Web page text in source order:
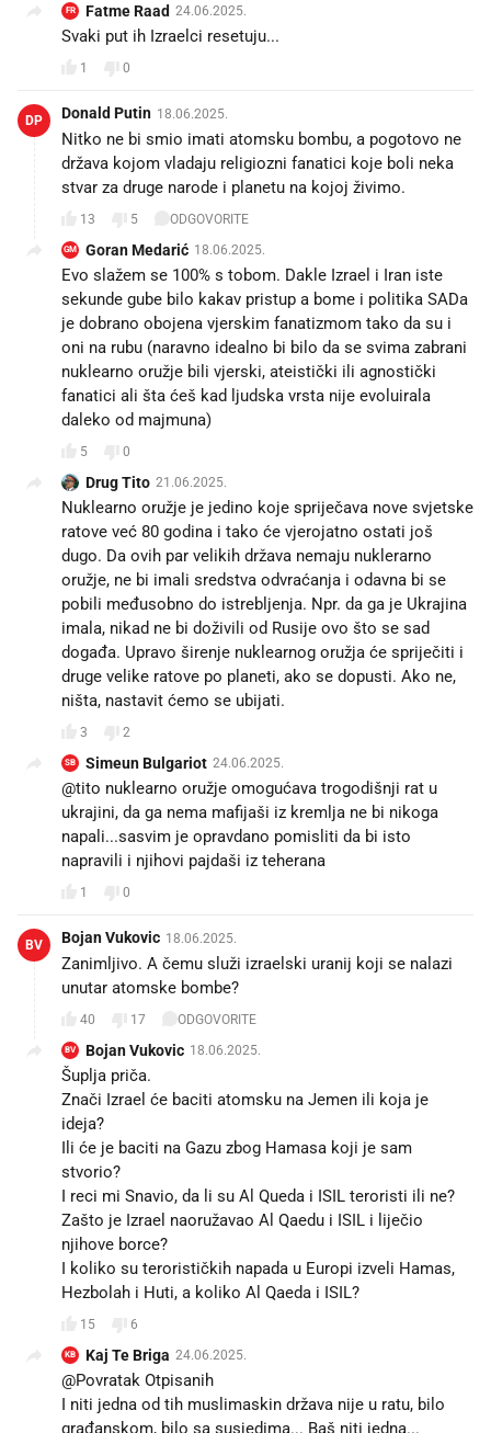
FR Fatme Raad 24.06.2025.
Svaki put ih Izraelci resetuju...
1 0
DP Donald Putin 18.06.2025.
Nitko ne bi smio imati atomsku bombu, a pogotovo ne
država kojom vladaju religiozni fanatici koje boli neka
stvar za druge narode i planetu na kojoj živimo.
13 5 ODGOVORITE
GM Goran Medarić 18.06.2025.
Evo slažem se 100% s tobom. Dakle Izrael i Iran iste
sekunde gube bilo kakav pristup a bome i politika SADa
je dobrano obojena vjerskim fanatizmom tako da su i
oni na rubu (naravno idealno bi bilo da se svima zabrani
nuklearno oružje bili vjerski, ateistički ili agnostički
fanatici ali šta ćeš kad ljudska vrsta nije evoluirala
daleko od majmuna)
5 0
Drug Tito 21.06.2025.
Nuklearno oružje je jedino koje spriječava nove svjetske
ratove već 80 godina i tako će vjerojatno ostati još
dugo. Da ovih par velikih država nemaju nuklerarno
oružje, ne bi imali sredstva odvraćanja i odavna bi se
pobili međusobno do istrebljenja. Npr. da ga je Ukrajina
imala, nikad ne bi doživili od Rusije ovo što se sad
događa. Upravo širenje nuklearnog oružja će spriječiti i
druge velike ratove po planeti, ako se dopusti. Ako ne,
ništa, nastavit ćemo se ubijati.
3 2
SB Simeun Bulgariot 24.06.2025.
@tito nuklearno oružje omogućava trogodišnji rat u
ukrajini, da ga nema mafijaši iz kremlja ne bi nikoga
napali...sasvim je opravdano pomisliti da bi isto
napravili i njihovi pajdaši iz teherana
1 0
BV Bojan Vukovic 18.06.2025.
Zanimljivo. A čemu služi izraelski uranij koji se nalazi
unutar atomske bombe?
40 17 ODGOVORITE
BV Bojan Vukovic 18.06.2025.
Šuplja priča.
Znači Izrael će baciti atomsku na Jemen ili koja je
ideja?
Ili će je baciti na Gazu zbog Hamasa koji je sam
stvorio?
I reci mi Snavio, da li su Al Queda i ISIL teroristi ili ne?
Zašto je Izrael naoružavao Al Qaedu i ISIL i liječio
njihove borce?
I koliko su terorističkih napada u Europi izveli Hamas,
Hezbolah i Huti, a koliko Al Qaeda i ISIL?
15 6
KB Kaj Te Briga 24.06.2025.
@Povratak Otpisanih
I niti jedna od tih muslimaskin država nije u ratu, bilo
građanskom, bilo sa susjedima... Baš niti jedna...